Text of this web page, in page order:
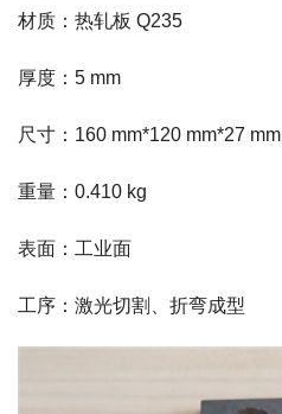
材质：热轧板 Q235
厚度：5 mm
尺寸：160 mm*120 mm*27 mm
重量：0.410 kg
表面：工业面
工序：激光切割、折弯成型